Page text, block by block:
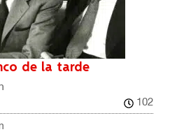
de la tarde
102